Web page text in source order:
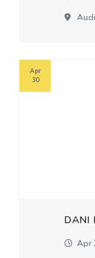
DANI
Apr
Apr
30